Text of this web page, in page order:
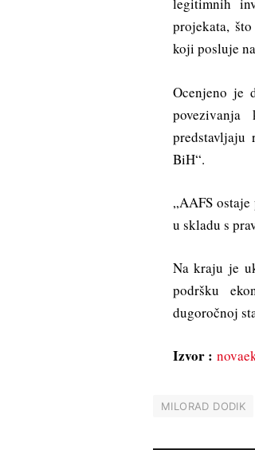
legitimnih
projekata,
koji posluje
Ocenjeno je
predstavljaju
BiH“.
„AAFS
u skladu s
Na kraju je
podršku
dugoročnoj
Izvor :
MILORAD DODIK